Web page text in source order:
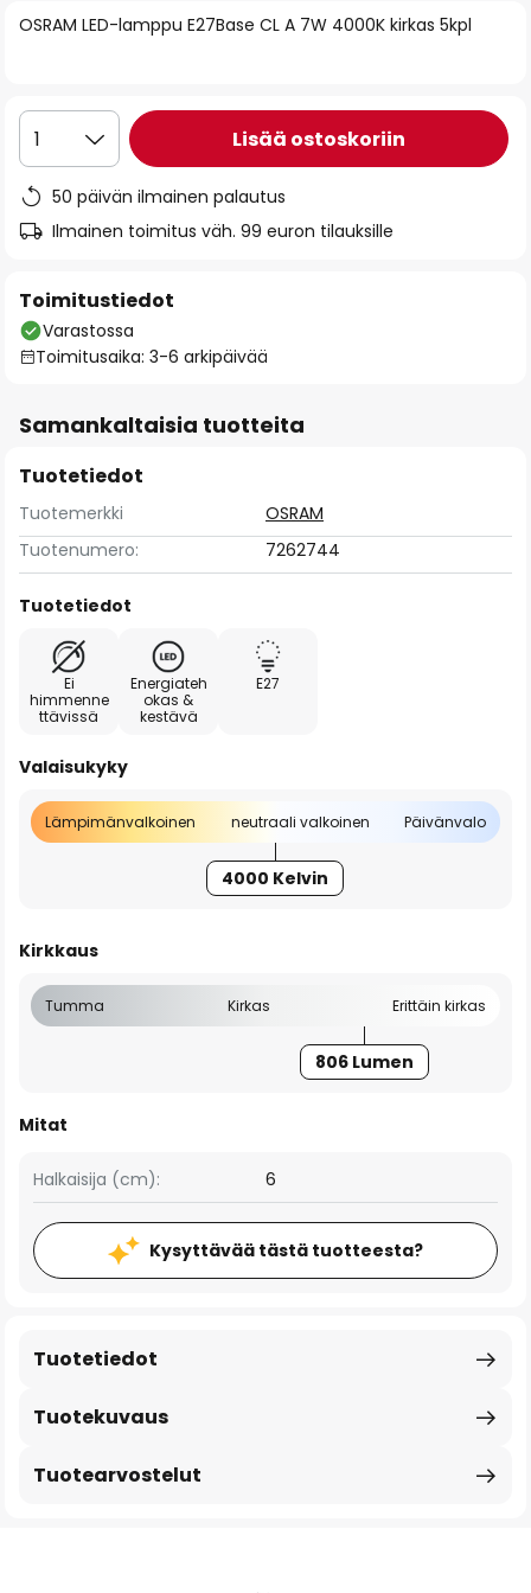
of
gallery
OSRAM LED-lamppu E27Base CL A 7W 4000K kirkas 5kpl
1 Lisää ostoskoriin
50 päivän ilmainen palautus
Ilmainen toimitus väh. 99 euron tilauksille
Toimitustiedot
Varastossa
Toimitusaika: 3-6 arkipäivää
Samankaltaisia tuotteita
Tuotetiedot
Tuotemerkki
OSRAM
Tuotenumero:
7262744
Tuotetiedot
Ei
himmenne
ttävissä
Energiateh
okas &
kestävä
E27
Valaisukyky
Lämpimänvalkoinen neutraali valkoinen Päivänvalo
4000 Kelvin
Kirkkaus
Tumma Kirkas Erittäin kirkas
806 Lumen
Mitat
Halkaisija (cm): 6
Kysyttävää tästä tuotteesta?
Tuotekuvaus
Tuotetiedot
Tuotearvostelut